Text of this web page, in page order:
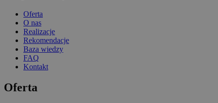
Oferta
O nas
Realizacje
Rekomendacje
Baza wiedzy
FAQ
Kontakt
Oferta